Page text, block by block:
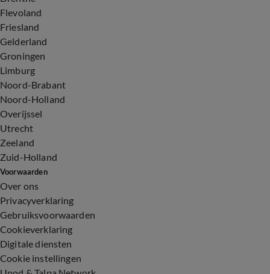
Flevoland
Friesland
Gelderland
Groningen
Limburg
Noord-Brabant
Noord-Holland
Overijssel
Utrecht
Zeeland
Zuid-Holland
Voorwaarden
Over ons
Privacyverklaring
Gebruiksvoorwaarden
Cookieverklaring
Digitale diensten
Cookie instellingen